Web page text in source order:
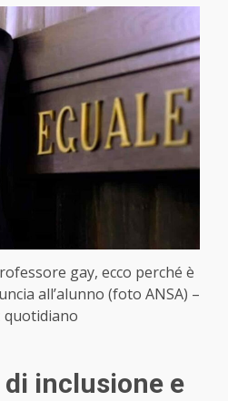
gay, ecco perché è
all’alunno (foto ANSA) –
quotidiano
inclusione e